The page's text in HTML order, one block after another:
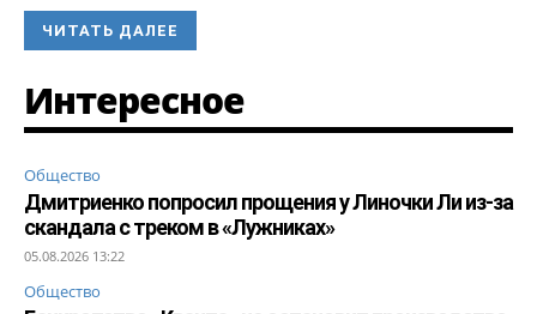
ЧИТАТЬ ДАЛЕЕ
Интересное
Общество
Дмитриенко попросил прощения у Линочки Ли из-за
скандала с треком в «Лужниках»
05.08.2026 13:22
Общество